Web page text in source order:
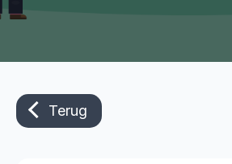
Terug